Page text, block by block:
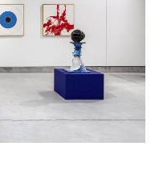
Sostenere
Media
DE EN IT